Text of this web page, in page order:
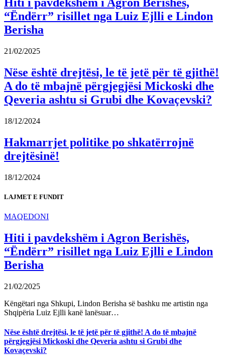
Hiti i pavdekshëm i Agron Berishës,
“Ëndërr” risillet nga Luiz Ejlli e Lindon
Berisha
21/02/2025
Nëse është drejtësi, le të jetë për të gjithë!
A do të mbajnë përgjegjësi Mickoski dhe
Qeveria ashtu si Grubi dhe Kovaçevski?
18/12/2024
Hakmarrjet politike po shkatërrojnë
drejtësinë!
18/12/2024
LAJMET E FUNDIT
MAQEDONI
Hiti i pavdekshëm i Agron Berishës,
“Ëndërr” risillet nga Luiz Ejlli e Lindon
Berisha
21/02/2025
Këngëtari nga Shkupi, Lindon Berisha së bashku me artistin nga
Shqipëria Luiz Ejlli kanë lanësuar…
Nëse është drejtësi, le të jetë për të gjithë! A do të mbajnë
përgjegjësi Mickoski dhe Qeveria ashtu si Grubi dhe
Kovaçevski?